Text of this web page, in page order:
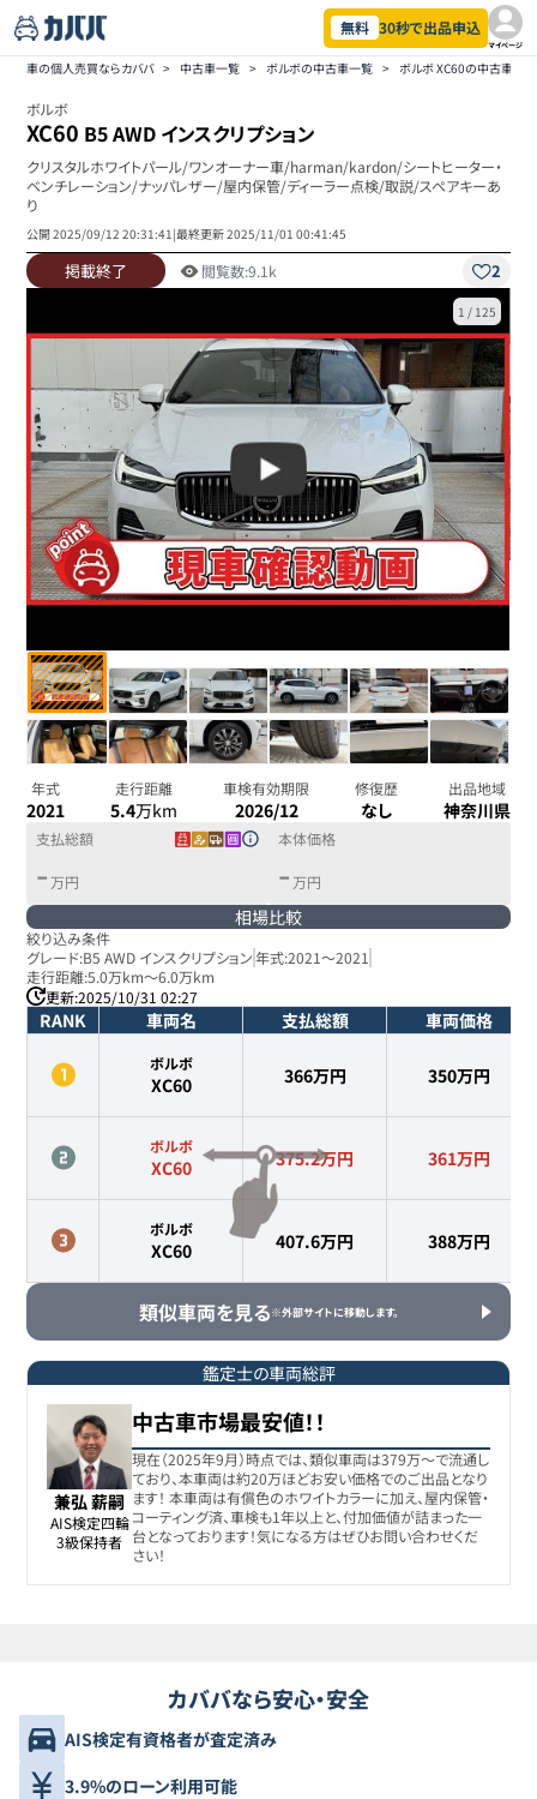
無料 30秒で出品申込
マイページ
車の個人売買ならカババ > 中古車一覧 > ボルボの中古車一覧 > ボルボ XC60の中古車一覧
ボルボ
XC60 B5 AWD インスクリプション
クリスタルホワイトパール/ワンオーナー車/harman/kardon/シートヒーター・
ベンチレーション/ナッパレザー/屋内保管/ディーラー点検/取説/スペアキーあ
り
公開2025/09/12 20:31:41|最終更新2025/11/01 00:41:45
掲載終了 閲覧数:9.1k 2
1 / 125
年式
2021
走行距離
5.4万km
車検有効期限
2026/12
修復歴
なし
出品地域
神奈川県
支払総額
- 万円
本体価格
- 万円
相場比較
絞り込み条件
グレード:B5 AWD インスクリプション 年式:2021～2021
走行距離:5.0万km～6.0万km
更新:2025/10/31 02:27
RANK 車両名 支払総額 車両価格
ボルボ
XC60 366万円 350万円
ボルボ
XC60 375.2万円 361万円
ボルボ
XC60 407.6万円 388万円
類似車両を見る※外部サイトに移動します。
鑑定士の車両総評
兼弘 薪嗣
AIS検定四輪
3級保持者
中古車市場最安値！！
現在（2025年9月）時点では、類似車両は379万〜で流通し
ており、本車両は約20万ほどお安い価格でのご出品となり
ます！ 本車両は有償色のホワイトカラーに加え、屋内保管・
コーティング済、車検も1年以上と、付加価値が詰まった一
台となっております！気になる方はぜひお問い合わせくだ
さい！
カババなら安心・安全
AIS検定有資格者が査定済み
3.9%のローン利用可能